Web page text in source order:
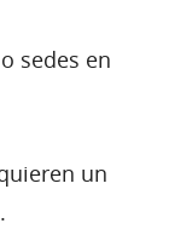
sedes en
un